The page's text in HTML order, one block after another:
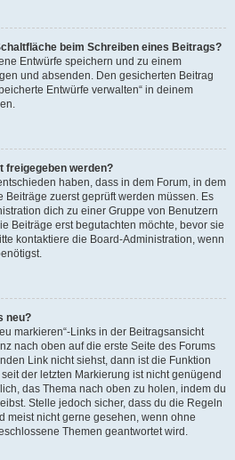
beim Schreiben eines Beitrags?
Entwürfe speichern und zu einem
und absenden. Den gesicherten Beitrag
Entwürfe verwalten“ in deinem
freigegeben werden?
haben, dass in dem Forum, in dem
Beiträge zuerst geprüft werden müssen. Es
dich zu einer Gruppe von Benutzern
Beiträge erst begutachten möchte, bevor sie
kontaktiere die Board-Administration, wenn
neu?
markieren“-Links in der Beitragsansicht
nach oben auf die erste Seite des Forums
Link nicht siehst, dann ist die Funktion
der letzten Markierung ist nicht genügend
das Thema nach oben zu holen, indem du
Stelle jedoch sicher, dass du die Regeln
meist nicht gerne gesehen, wenn ohne
Themen geantwortet wird.